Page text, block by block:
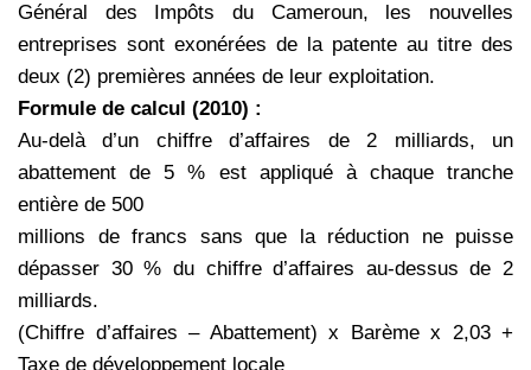
Général des Impôts du Cameroun, les nouvelles
entreprises sont exonérées de la patente au titre des
deux (2) premières années de leur exploitation.
Formule de calcul (2010) :
Au-delà d’un chiffre d’affaires de 2 milliards, un
abattement de 5 % est appliqué à chaque tranche
entière de 500
millions de francs sans que la réduction ne puisse
dépasser 30 % du chiffre d’affaires au-dessus de 2
milliards.
(Chiffre d’affaires – Abattement) x Barème x 2,03 +
Taxe de développement locale